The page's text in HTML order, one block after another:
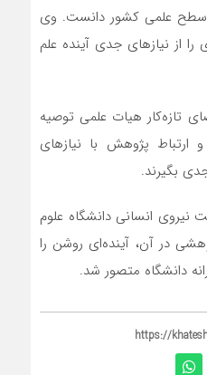
سطح علمی کشور دانست. وی
از نیازهای جدی آینده علم
تازه‌کار هیات علمی توصیه
و ارتباط پژوهش با نیازهای
بگیرند.
نیروی انسانی دانشگاه علوم
در آن، آینده‌ای روشن را
دانشگاه متصور شد.
https://